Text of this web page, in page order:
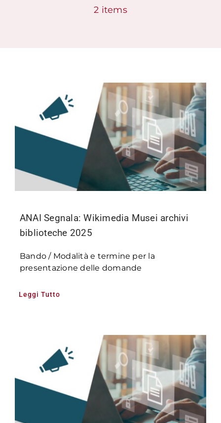
CERCA
2 items
ANAI Segnala: Wikimedia Musei archivi
biblioteche 2025
Bando / Modalità e termine per la
presentazione delle domande
Leggi Tutto